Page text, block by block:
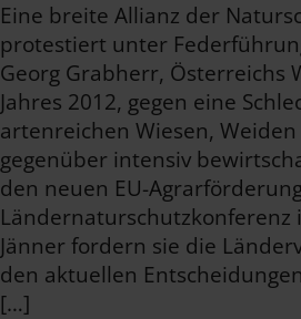
Eine breite Allianz der
protestiert unter
Georg Grabherr, Österreichs
Jahres 2012, gegen eine
artenreichen Wiesen,
gegenüber intensiv
den neuen EU-
Ländernaturschutzkonferenz
Jänner fordern sie die
den aktuellen
[…]